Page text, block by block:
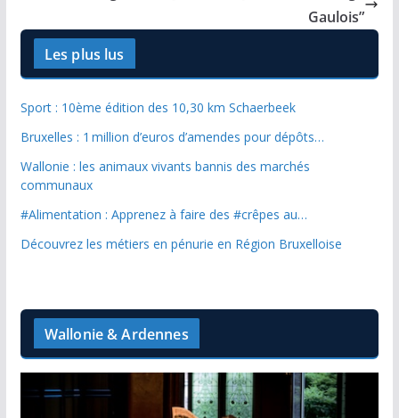
Gaulois”
Les plus lus
Sport : 10ème édition des 10,30 km Schaerbeek
Bruxelles : 1 million d’euros d’amendes pour dépôts…
Wallonie : les animaux vivants bannis des marchés
communaux
#Alimentation : Apprenez à faire des #crêpes au…
Découvrez les métiers en pénurie en Région Bruxelloise
Wallonie & Ardennes